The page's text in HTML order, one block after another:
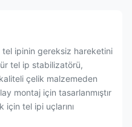
tel ipinin gereksiz hareketini
tel ip stabilizatörü,
kaliteli çelik malzemeden
montaj için tasarlanmıştır
tel ipi uçlarını